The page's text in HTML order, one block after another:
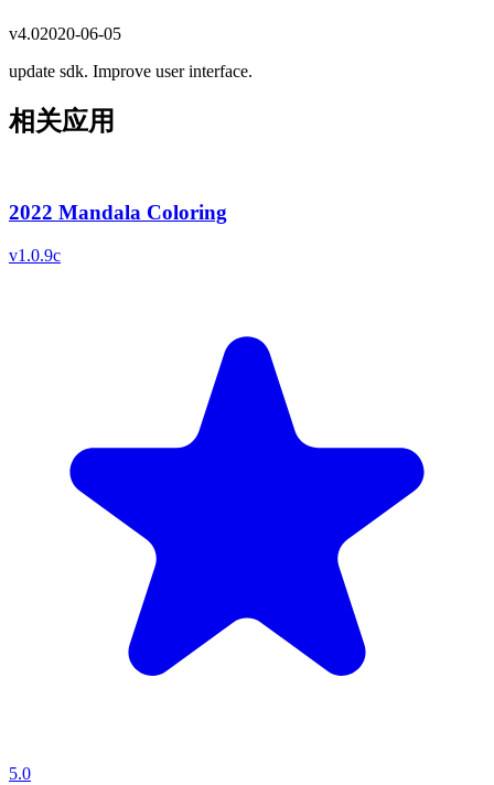
v4.02020-06-05
update sdk. Improve user interface.
相关应用
2022 Mandala Coloring
v1.0.9c
5.0